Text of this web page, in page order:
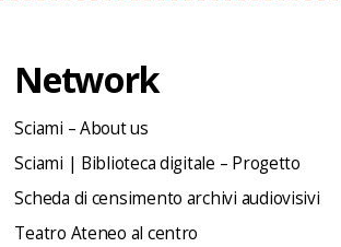
Network
Sciami – About us
Sciami | Biblioteca digitale – Progetto
Scheda di censimento archivi audiovisivi
Teatro Ateneo al centro